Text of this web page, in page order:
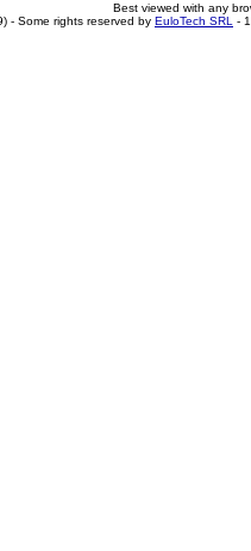
Best viewed with any
- Some rights reserved by EuloTech SRL -